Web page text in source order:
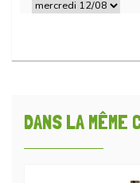
DANS LA MÊME